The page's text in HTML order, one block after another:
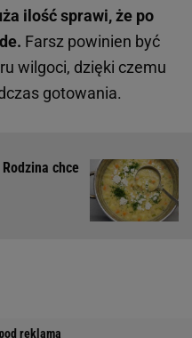
ilość sprawi, że po
Farsz powinien być
wilgoci, dzięki czemu
gotowania.
chce